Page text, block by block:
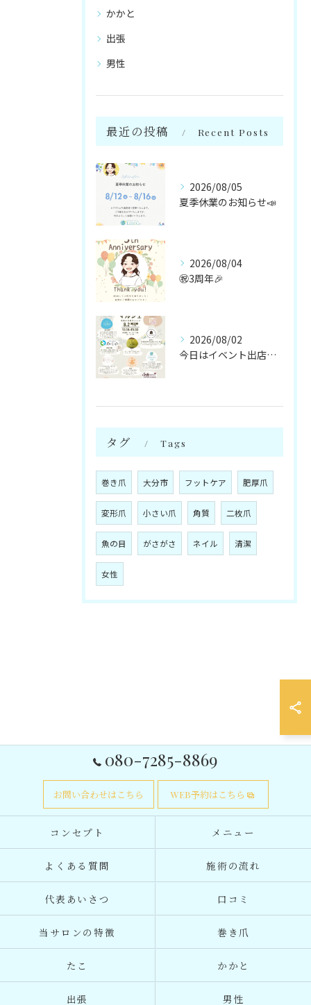
かかと
出張
男性
最近の投稿 Recent Posts
2026/08/05
夏季休業のお知らせ📣
2026/08/04
㊗️3周年🎉
2026/08/02
今日はイベント出店です🌻
タグ Tags
巻き爪 大分市 フットケア 肥厚爪
変形爪 小さい爪 角質 二枚爪
魚の目 がさがさ ネイル 清潔
女性
080-7285-8869
お問い合わせはこちら WEB予約はこちら
コンセプト メニュー
よくある質問 施術の流れ
代表あいさつ 口コミ
当サロンの特徴 巻き爪
たこ かかと
出張 男性